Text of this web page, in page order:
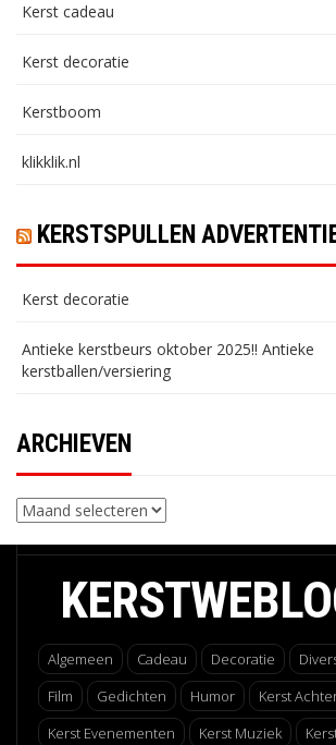
Kerst cadeau
Kerst decoratie
Kerstboom
klikklik.nl
KERSTSPULLEN
Kerst decoratie
Antieke kerstbeurs oktober 2025!! Antieke
kerstballen/versiering
ARCHIEVEN
Archieven
Algemeen Cadeau Decoratie
Film
Gedichten Humor
Kerst
Kerst Evenementen
Kerst Muziek